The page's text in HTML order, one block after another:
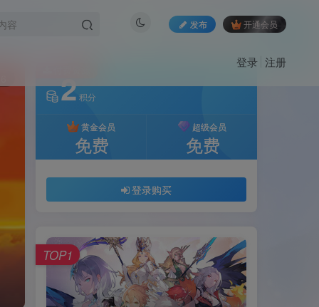
发布 开通会员
登录 注册
2积分
黄金会员
免费
超级会员
免费
登录购买
TOP1